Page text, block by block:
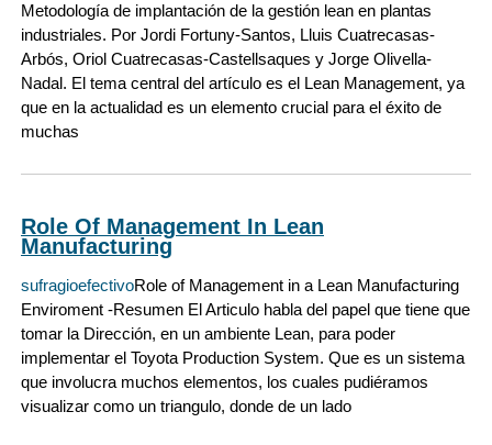
Metodología de implantación de la gestión lean en plantas
industriales. Por Jordi Fortuny-Santos, Lluis Cuatrecasas-
Arbós, Oriol Cuatrecasas-Castellsaques y Jorge Olivella-
Nadal. El tema central del artículo es el Lean Management, ya
que en la actualidad es un elemento crucial para el éxito de
muchas
Role Of Management In Lean
Manufacturing
sufragioefectivoRole of Management in a Lean Manufacturing
Enviroment -Resumen El Articulo habla del papel que tiene que
tomar la Dirección, en un ambiente Lean, para poder
implementar el Toyota Production System. Que es un sistema
que involucra muchos elementos, los cuales pudiéramos
visualizar como un triangulo, donde de un lado